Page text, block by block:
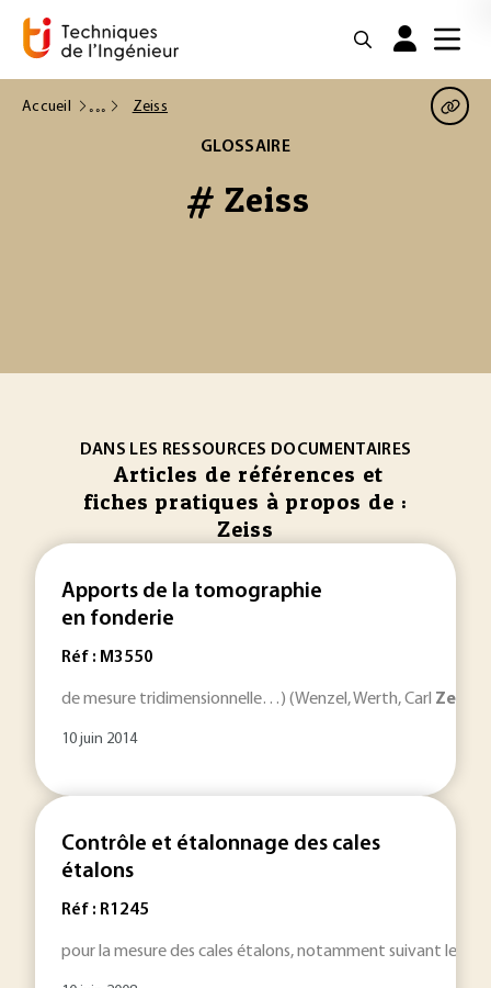
Accueil Zeiss
GLOSSAIRE
# Zeiss
DANS LES RESSOURCES DOCUMENTAIRES
Articles de références et
fiches pratiques à propos de :
Zeiss
Apports de la tomographie
en fonderie
Réf : M3550
de mesure tridimensionnelle…) (Wenzel, Werth, Carl Zeiss
10 juin 2014
Contrôle et étalonnage des cales
étalons
Réf : R1245
pour la mesure des cales étalons, notamment suivant le